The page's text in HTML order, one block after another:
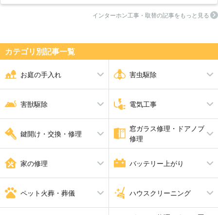
インターホン工事・取替の記事をもっと見る
カテゴリ別記事⼀覧
お庭の手入れ
剪定
伐採
シャッター修理
アスファルト工事
ブロック工事・コンクリート工
害虫駆除
シロアリ駆除
ダニ・ノミ・トコジラミ駆除
ゴキブリ駆除
害獣駆除
アライグマ・イタチ・ハクビシ
ハト駆除
電気工事
アンテナ工事
漏電修理
換気扇・レンジフード工事
照明工事
LAN配線工事
鍵開け・交換・修理
鍵開け・交換・修理
合い鍵製作
窓ガラス修理・ドアノブ
修理
ガラス修理・交換 ドアノブ修理
家の修理
水漏れ修理・トイレつまり工事
雨漏り修理
バッテリー上がり
バッテリー上がり
ペット火葬・葬儀 ハウスクリーニング